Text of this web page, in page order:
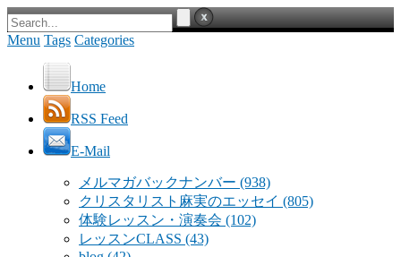
Menu Tags Categories
Home
RSS Feed
E-Mail
メルマガバックナンバー (938)
クリスタリスト麻実のエッセイ (805)
体験レッスン・演奏会 (102)
レッスンCLASS (43)